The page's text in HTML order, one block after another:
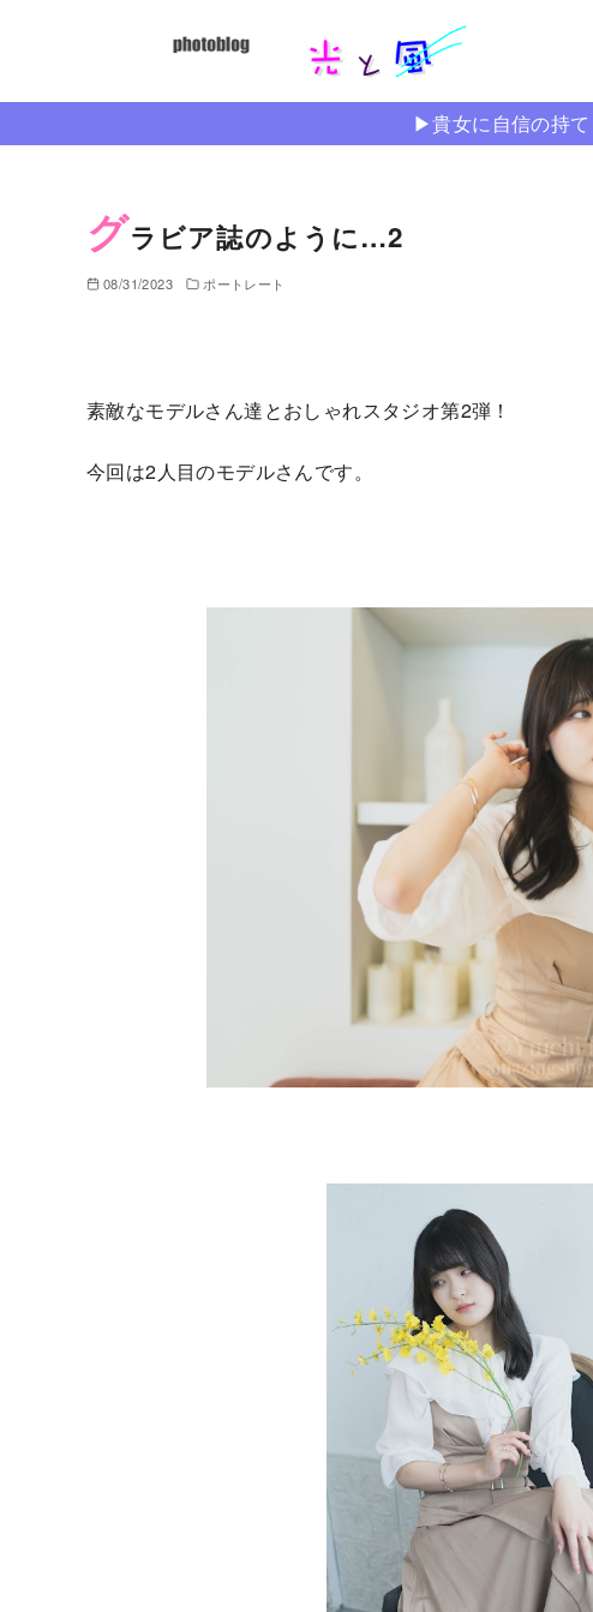
ツ
▶︎貴女に自信の持
グラビア誌のように…2
08/31/2023 ポートレート
素敵なモデルさん達とおしゃれスタジオ第2弾！
今回は2人目のモデルさんです。